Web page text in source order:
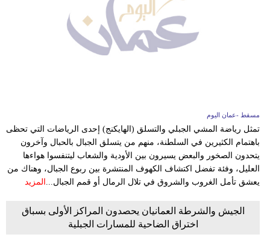
مسقط -عمان اليوم
تمثل رياضة المشي الجبلي والتسلق (الهايكنج) إحدى الرياضات التي تحظى
باهتمام الكثيرين في السلطنة، منهم من يتسلق الجبال بالحبال وآخرون
يتحدون الصخور والبعض يسيرون بين الأودية والشعاب ليتنفسوا هواءها
العليل، وفئة تفضل اكتشاف الكهوف المنتشرة بين ربوع الجبال، وهناك من
يعشق تأمل الغروب والشروق في تلال الرمال أو قمم الجبال... المزيد
الجيش والشرطة العمانيان يحصدون المراكز الأولى بسباق
اختراق الضاحية للمسارات الجبلية